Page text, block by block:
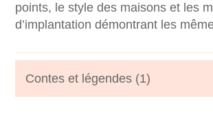
points, le style des maisons et les
d’implantation démontrant les
Contes et légendes (1)